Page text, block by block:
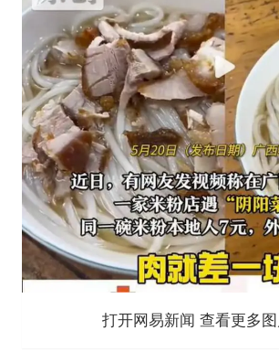
打开网易新闻 查看更多